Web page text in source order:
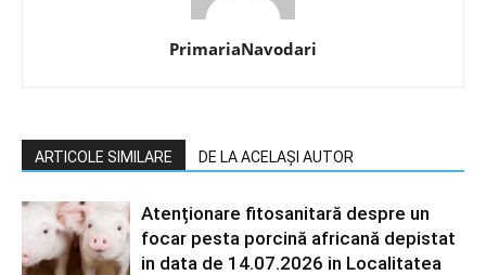
PrimariaNavodari
ARTICOLE SIMILARE DE LA ACELAȘI AUTOR
Atenționare fitosanitară despre un
focar pesta porcină africană depistat
in data de 14.07.2026 in Localitatea